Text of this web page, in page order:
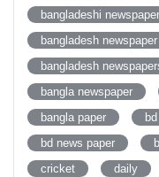
bangladeshi newspaper
bangladesh newspaper
bangladesh
bangla newspaper
bangla paper
bd news paper
cricket
daily